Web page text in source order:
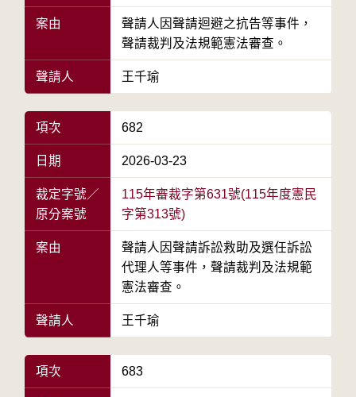
案由
聲請人因聲請迴避之抗告等事件，
聲請裁判及法規範憲法審查。
聲請人 王千瑜
項次 682
日期 2026-03-23
裁定字號／
原分案號
115年審裁字第631號(115年度憲民
字第313號)
案由
聲請人因聲請訴訟救助及選任訴訟
代理人等事件，聲請裁判及法規範
憲法審查。
聲請人 王千瑜
項次 683